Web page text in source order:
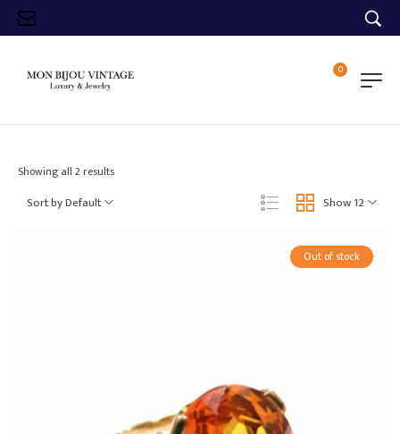
0
Showing all 2 results
Show 12
Sort by Default
Out of stock